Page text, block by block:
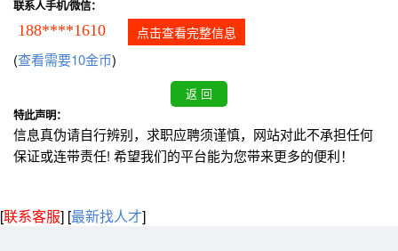
联系人手机/微信：
188****1610 点击查看完整信息
(查看需要10金币)
特此声明：
信息真伪请自行辨别，求职应聘须谨慎，网站对此不承担任何
保证或连带责任! 希望我们的平台能为您带来更多的便利！
[联系客服] [最新找人才]